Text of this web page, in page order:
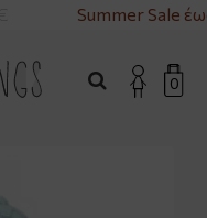
Summer Sale
0